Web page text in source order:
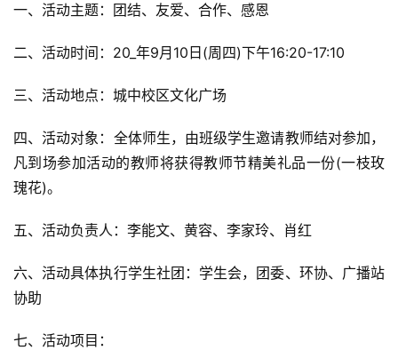
一、活动主题：团结、友爱、合作、感恩
二、活动时间：20_年9月10日(周四)下午16:20-17:10
三、活动地点：城中校区文化广场
四、活动对象：全体师生，由班级学生邀请教师结对参加，
凡到场参加活动的教师将获得教师节精美礼品一份(一枝玫
瑰花)。
五、活动负责人：李能文、黄容、李家玲、肖红
六、活动具体执行学生社团：学生会，团委、环协、广播站
协助
七、活动项目：